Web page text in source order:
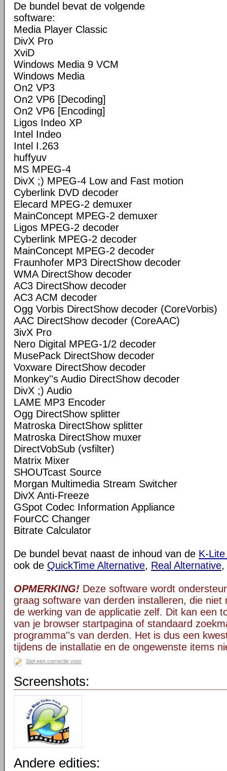
De bundel bevat de volgende
software:
Media Player Classic
DivX Pro
XviD
Windows Media 9 VCM
Windows Media
On2 VP3
On2 VP6 [Decoding]
On2 VP6 [Encoding]
Ligos Indeo XP
Intel Indeo
Intel I.263
huffyuv
MS MPEG-4
DivX ;) MPEG-4 Low and Fast motion
Cyberlink DVD decoder
Elecard MPEG-2 demuxer
MainConcept MPEG-2 demuxer
Ligos MPEG-2 decoder
Cyberlink MPEG-2 decoder
MainConcept MPEG-2 decoder
Fraunhofer MP3 DirectShow decoder
WMA DirectShow decoder
AC3 DirectShow decoder
AC3 ACM decoder
Ogg Vorbis DirectShow decoder (CoreVorbis)
AAC DirectShow decoder (CoreAAC)
3ivX Pro
Nero Digital MPEG-1/2 decoder
MusePack DirectShow decoder
Voxware DirectShow decoder
Monkey''s Audio DirectShow decoder
DivX ;) Audio
LAME MP3 Encoder
Ogg DirectShow splitter
Matroska DirectShow splitter
Matroska DirectShow muxer
DirectVobSub (vsfilter)
Matrix Mixer
SHOUTcast Source
Morgan Multimedia Stream Switcher
DivX Anti-Freeze
GSpot Codec Information Appliance
FourCC Changer
Bitrate Calculator
De bundel bevat naast de inhoud van de K-
ook de QuickTime Alternative, Real Alternative,
OPMERKING! Deze software wordt
graag software van derden installeren, die niet
de werking van de applicatie zelf. Dit kan een
van je browser startpagina of standaard
programma''s van derden. Het is dus een
tijdens de installatie en de ongewenste items
Stel een correctie voor
Screenshots:
Andere edities: